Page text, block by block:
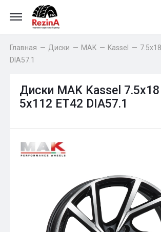
Главная — Диски — MAK — Kassel —
DIA57.1
Диски MAK Kassel 7.5x18
5x112 ET42 DIA57.1